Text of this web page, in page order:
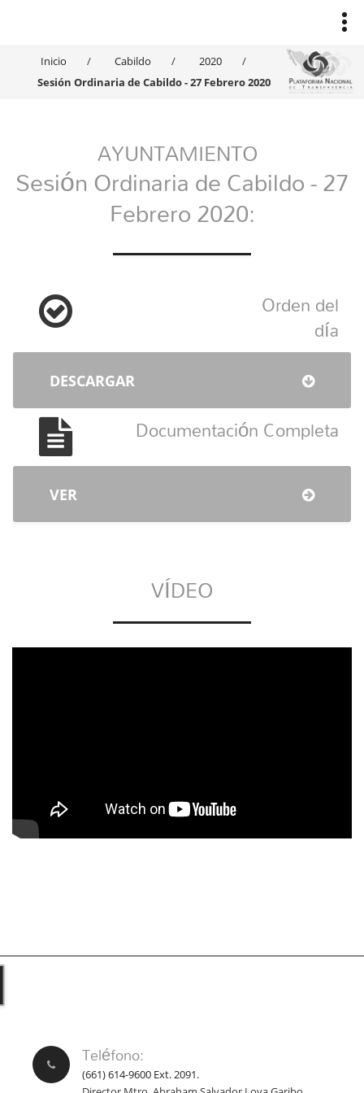
Inicio Cabildo
2020
Sesión Ordinaria de Cabildo - 27 Febrero 2020
AYUNTAMIENTO
Sesión Ordinaria de Cabildo - 27
Febrero 2020:
Orden del
día
DESCARGAR
Documentación Completa
VER
VÍDEO
Teléfono:
(661) 614-9600 Ext. 2091.